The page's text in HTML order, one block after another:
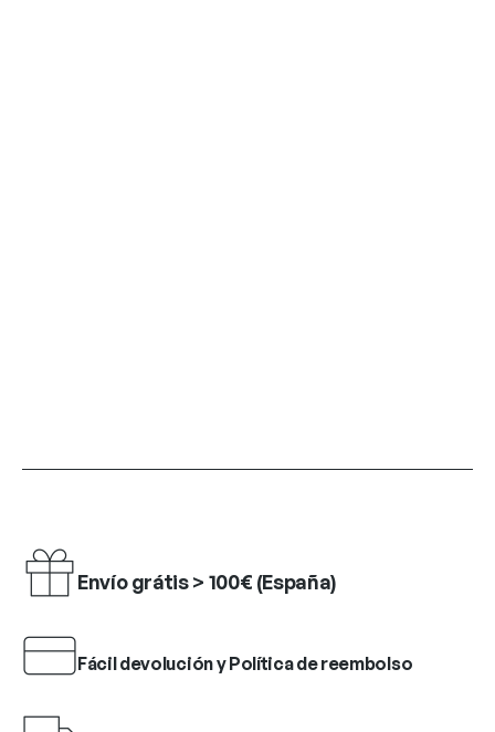
Envío grátis > 100€ (España)
Fácil devolución y Política de reembolso